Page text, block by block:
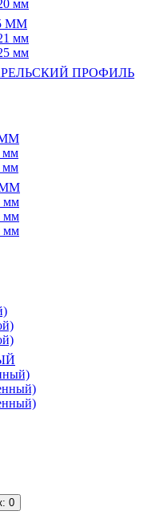
мм
ММ
мм
мм
ПРОФИЛЬ
мм
мм
ММ
мм
мм
мм
: 0